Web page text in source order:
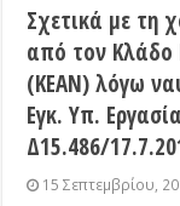
Σχετικά με τη
από τον Κλάδο
(ΚΕΑΝ) λόγω
Εγκ. Υπ.
Δ15.486/
15 Σεπτεμβρίου,